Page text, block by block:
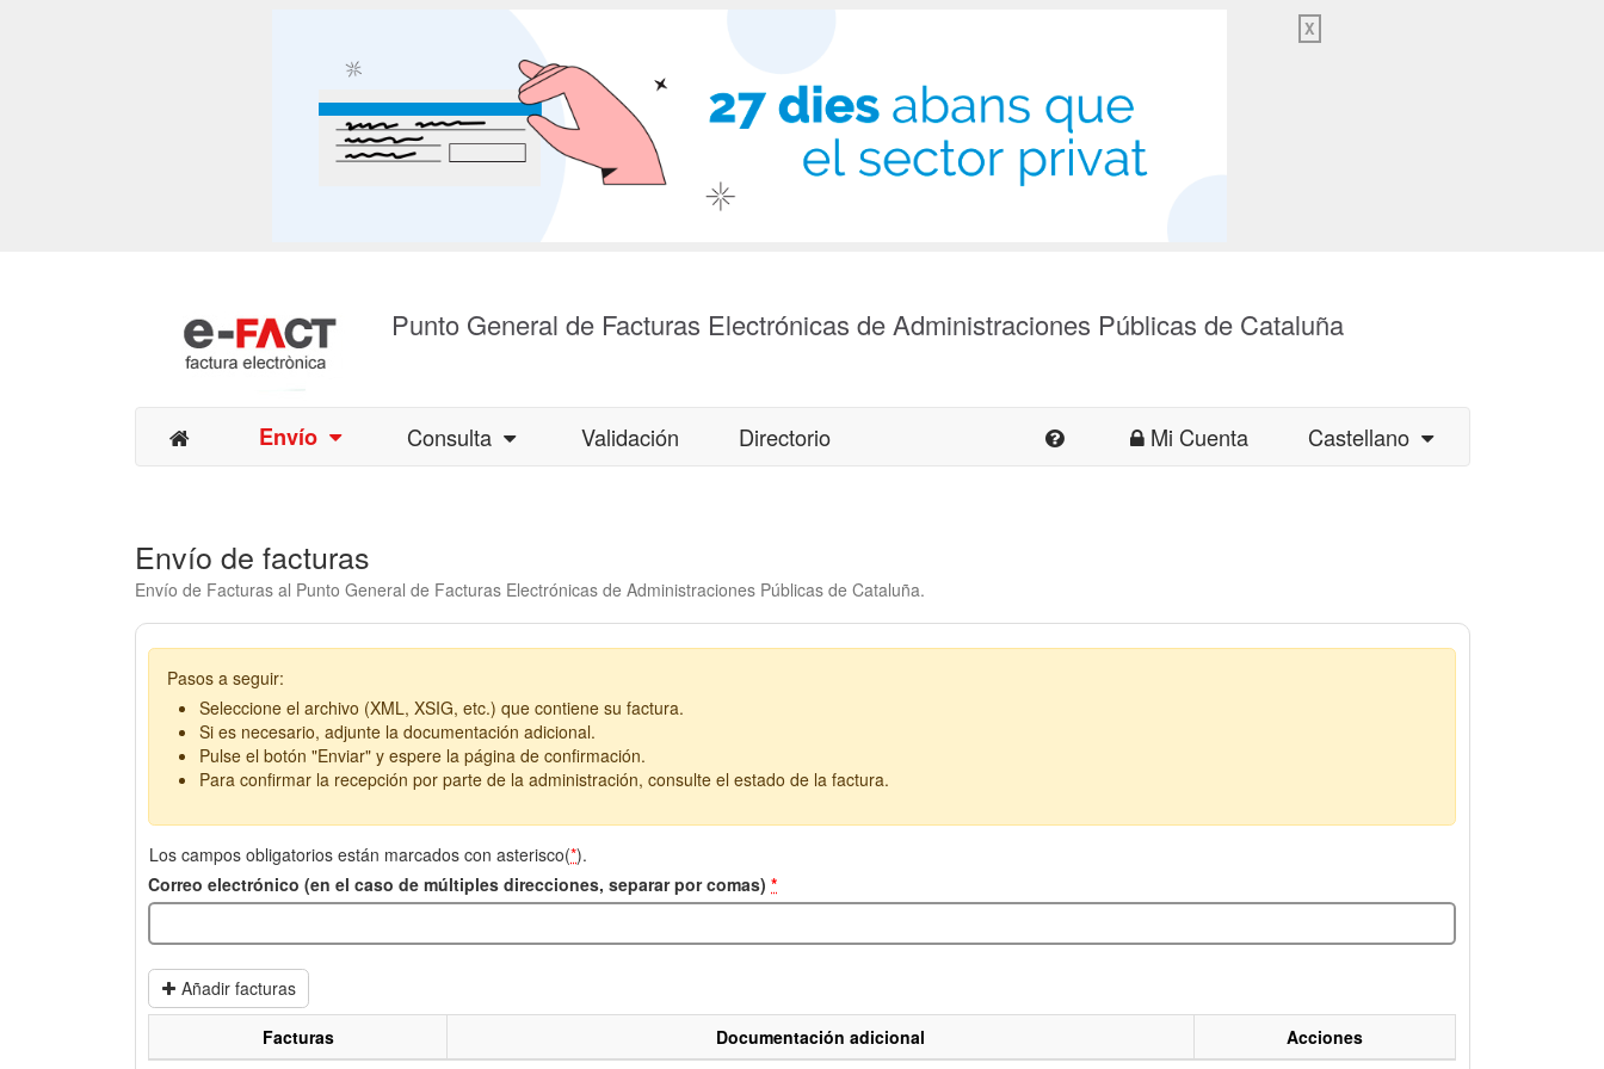
X
Punto General de Facturas Electrónicas de Administraciones Públicas de Cataluña
Envío Consulta Validación Directorio Mi Cuenta Castellano
Envío de facturas
Envío de Facturas al Punto General de Facturas Electrónicas de Administraciones Públicas de Cataluña.
Pasos a seguir:
Seleccione el archivo (XML, XSIG, etc.) que contiene su factura.
Si es necesario, adjunte la documentación adicional.
Pulse el botón "Enviar" y espere la página de confirmación.
Para confirmar la recepción por parte de la administración, consulte el estado de la factura.
Los campos obligatorios están marcados con asterisco(*).
Correo electrónico (en el caso de múltiples direcciones, separar por comas) *
Añadir facturas
Facturas Documentación adicional Acciones